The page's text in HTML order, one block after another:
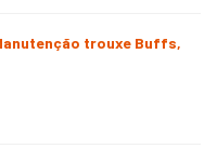
trouxe Buffs,